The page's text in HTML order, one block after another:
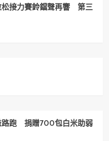
松接力賽鈴鐺聲再響 第三
路跑 捐贈700包白米助弱